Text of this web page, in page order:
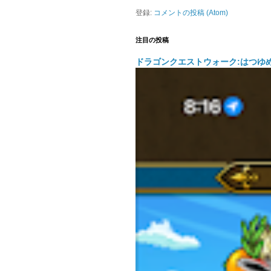
登録: コメントの投稿 (Atom)
注目の投稿
ドラゴンクエストウォーク:はつゆ